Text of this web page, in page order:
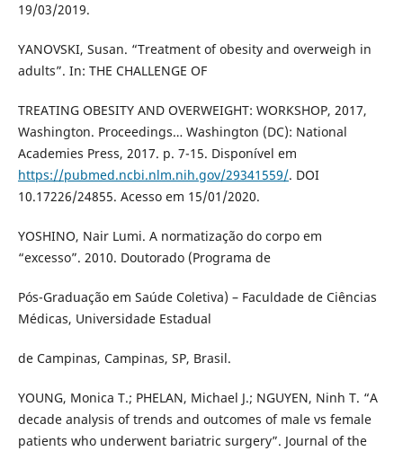
19/03/2019.
YANOVSKI, Susan. “Treatment of obesity and overweigh in
adults”. In: THE CHALLENGE OF
TREATING OBESITY AND OVERWEIGHT: WORKSHOP, 2017,
Washington. Proceedings… Washington (DC): National
Academies Press, 2017. p. 7-15. Disponível em
https://pubmed.ncbi.nlm.nih.gov/29341559/. DOI
10.17226/24855. Acesso em 15/01/2020.
YOSHINO, Nair Lumi. A normatização do corpo em
“excesso”. 2010. Doutorado (Programa de
Pós-Graduação em Saúde Coletiva) – Faculdade de Ciências
Médicas, Universidade Estadual
de Campinas, Campinas, SP, Brasil.
YOUNG, Monica T.; PHELAN, Michael J.; NGUYEN, Ninh T. “A
decade analysis of trends and outcomes of male vs female
patients who underwent bariatric surgery”. Journal of the